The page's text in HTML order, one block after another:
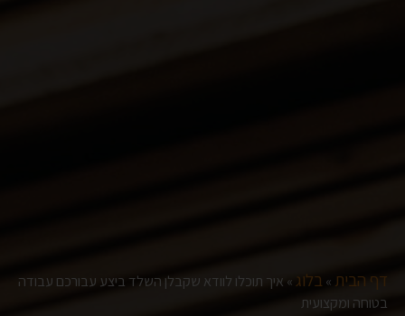
דף הבית » בלוג» איך תוכלו לוודא שקבלן השלד ביצע עבורכם עבודה
בטוחה ומקצועית